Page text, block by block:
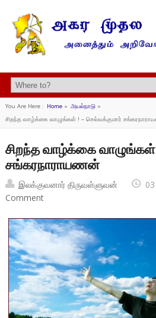
You Are Here : Home» அயல்நாடு»
சிறந்த வாழ்க்கை வாழுங்கள் ! – செல்வக்குமார்
சிறந்த வாழ்க்கை வாழுங்கள்
சங்கரநாராயணன்
இலக்குவனார் திருவள்ளுவன்
Comment